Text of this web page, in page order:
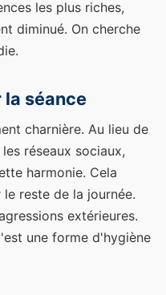
les plus riches,
diminué. On cherche
la séance
charnière. Au lieu de
réseaux sociaux,
harmonie. Cela
reste de la journée.
extérieures.
une forme d'hygiène